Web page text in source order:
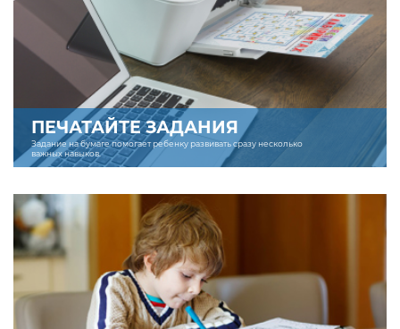
ПЕЧАТАЙТЕ ЗАДАНИЯ
Задание на бумаге помогает ребенку развивать сразу несколько
важных навыков.